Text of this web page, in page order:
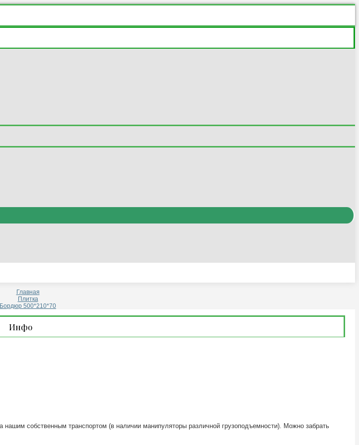
Главная
Плитка
Бордюр 500*210*70
Инфо
собственным транспортом (в наличии манипуляторы различной грузоподъемности). Можно забрать